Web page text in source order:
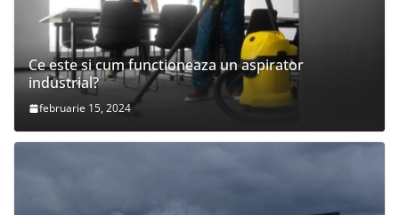
Ce este si cum functioneaza un aspirator
industrial?
februarie 15, 2024